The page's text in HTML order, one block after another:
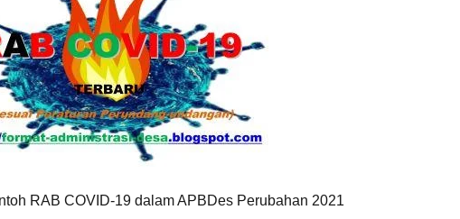
RAB COVID-19 dalam APBDes Perubahan 2021